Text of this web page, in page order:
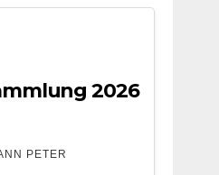
2026
PETER